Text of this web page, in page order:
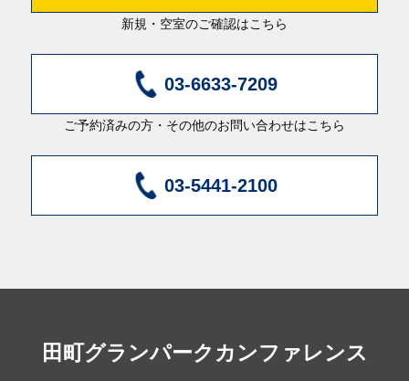
新規・空室のご確認はこちら
03-6633-7209
ご予約済みの方・その他のお問い合わせはこちら
03-5441-2100
田町グランパーク カンファレンス